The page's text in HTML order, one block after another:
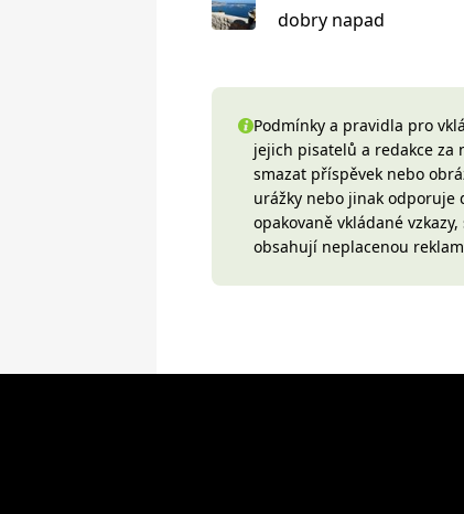
dobry napad
Podmínky a pravidla pro
jejich pisatelů a redakce za
smazat příspěvek nebo
urážky nebo jinak odporuje
opakovaně vkládané
obsahují neplacenou